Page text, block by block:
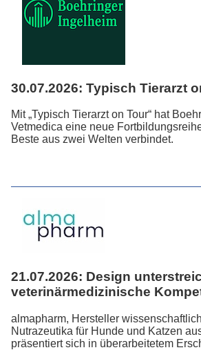
30.07.2026: Typisch Tierarzt
Mit „Typisch Tierarzt on Tour“ hat
Vetmedica eine neue
Beste aus zwei Welten verbindet.
21.07.2026: Design
veterinärmedizinische
almapharm, Hersteller
Nutrazeutika für Hunde und Katzen
präsentiert sich in überarbeitetem